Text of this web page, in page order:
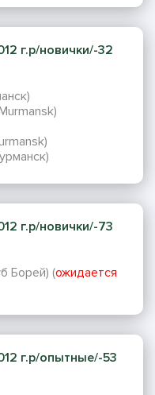
г.р/новички/-32
г.р/новички/-73
Борей) (ожидается
г.р/опытные/-53